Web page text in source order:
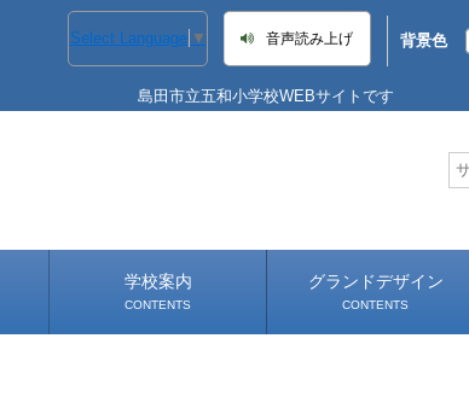
Select Language ▼ 音声読み上げ 背景色
島田市立五和小学校WEBサイトです
学校案内
CONTENTS
グランドデザイン
CONTENTS